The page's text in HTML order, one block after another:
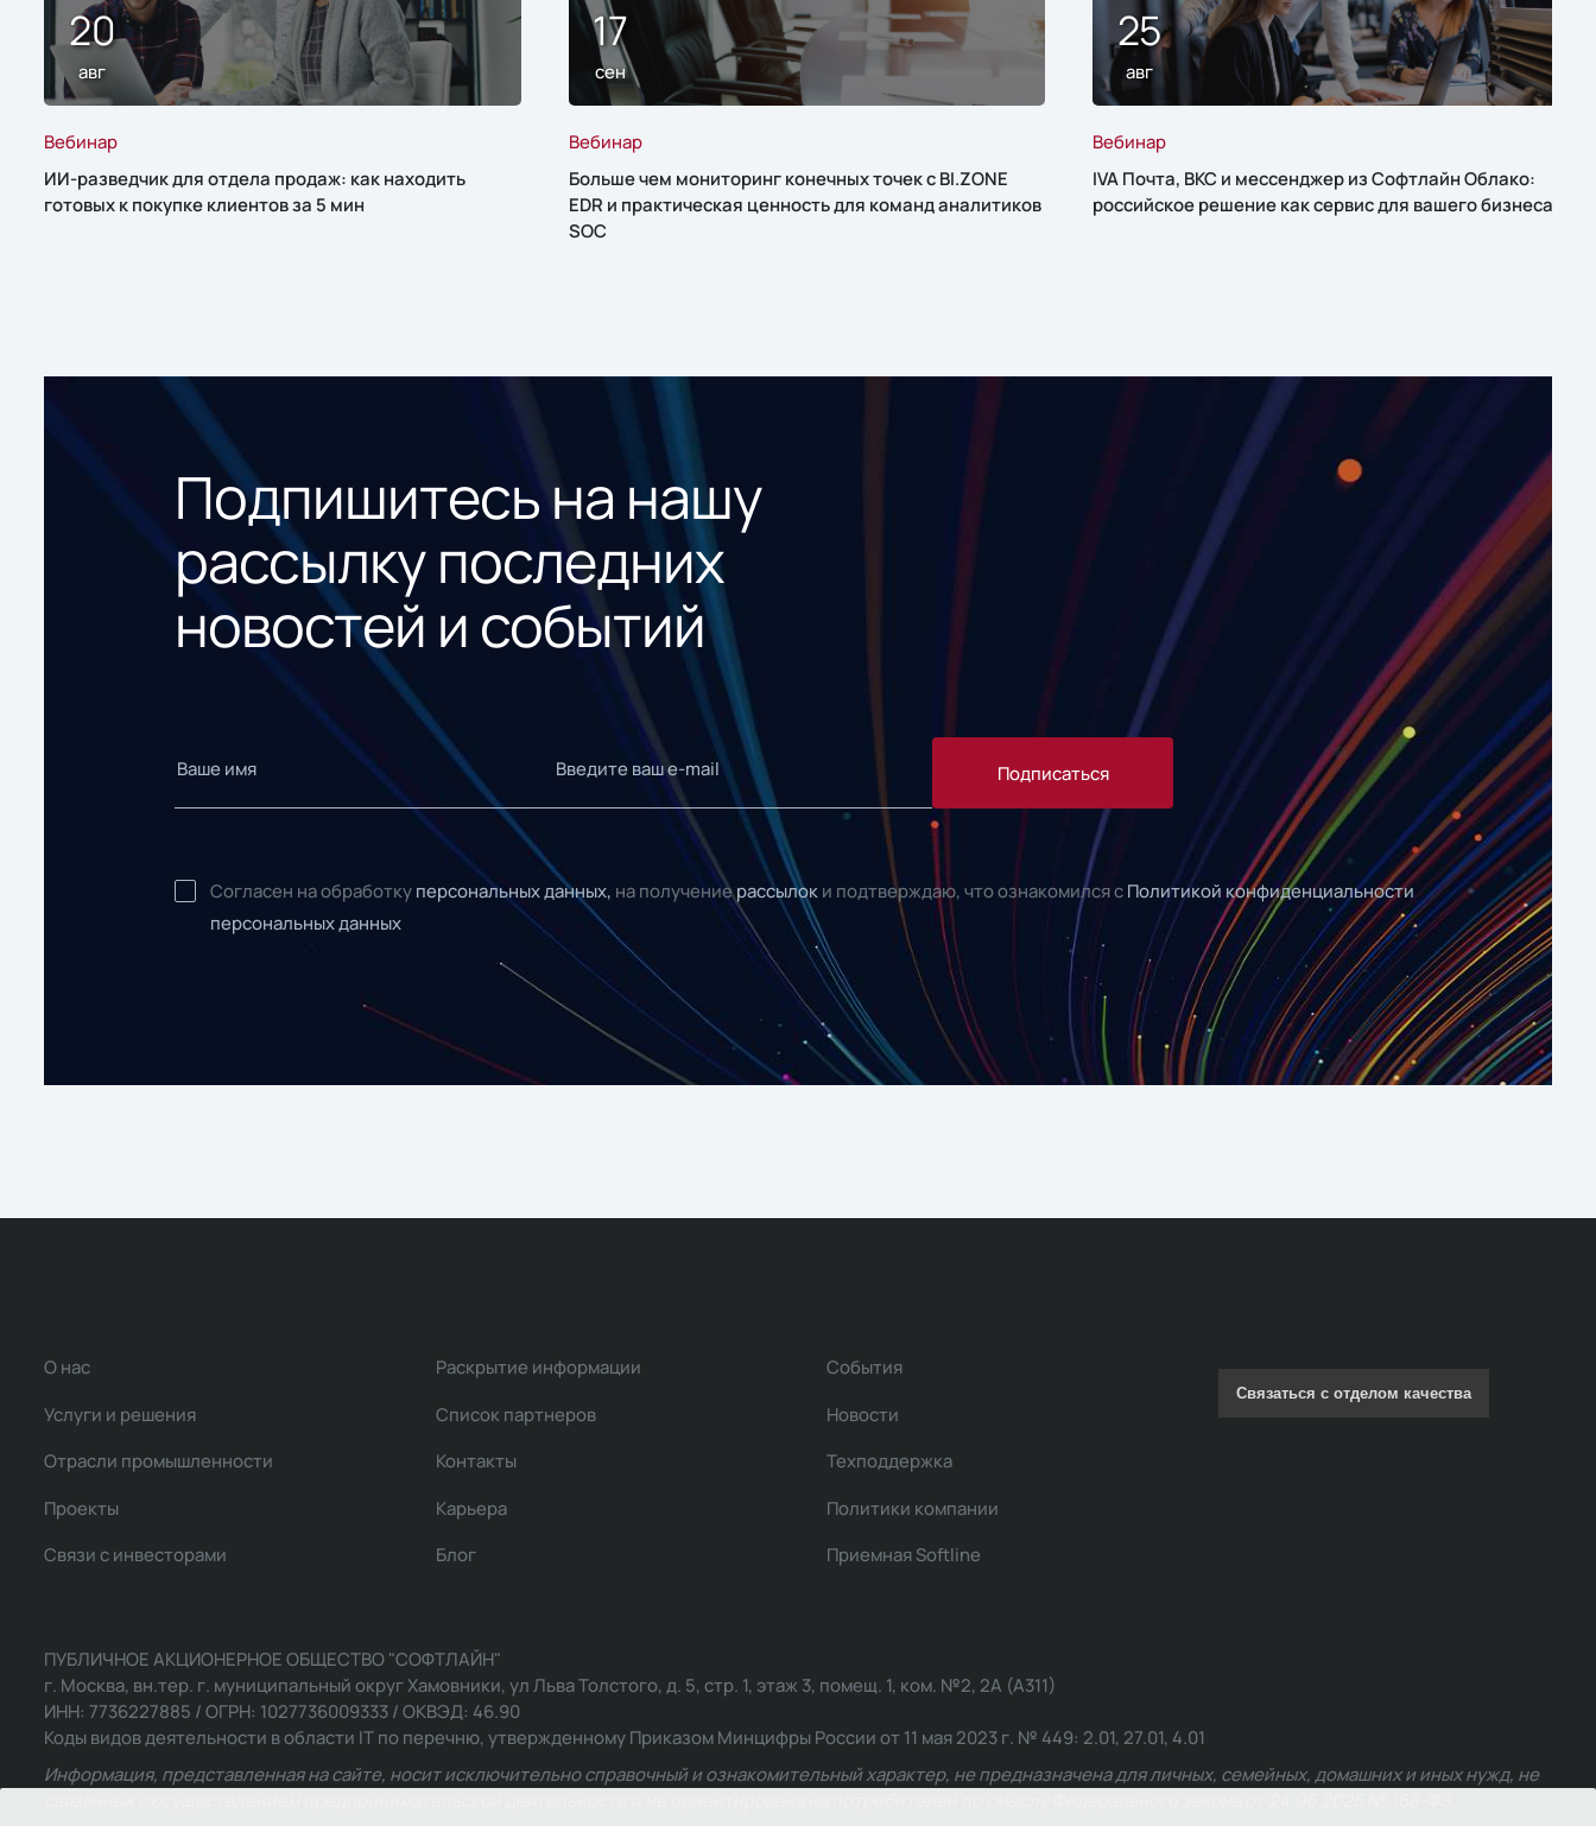
20
авг
Вебинар
ИИ-разведчик для отдела продаж: как находить
готовых к покупке клиентов за 5 мин
17
сен
Вебинар
Больше чем мониторинг конечных точек с BI.ZONE
EDR и практическая ценность для команд аналитиков
SOC
25
авг
Вебинар
IVA Почта, ВКС и мессенджер из Софтлайн Облако:
российское решение как сервис для вашего бизнеса
Подпишитесь на нашу
рассылку последних
новостей и событий
Подписаться
Согласен на обработку персональных данных, на получениерассылок и подтверждаю, что ознакомился с Политикой конфиденциальности
персональных данных
О нас
Услуги и решения
Отрасли промышленности
Проекты
Связи с инвесторами
Раскрытие информации
Список партнеров
Контакты
Карьера
Блог
События
Новости
Техподдержка
Политики компании
Приемная Softline
Связаться с отделом качества
ПУБЛИЧНОЕ АКЦИОНЕРНОЕ ОБЩЕСТВО "СОФТЛАЙН"
г. Москва, вн.тер. г. муниципальный округ Хамовники, ул Льва Толстого, д. 5, стр. 1, этаж 3, помещ. 1, ком. №2, 2А (А311)
ИНН: 7736227885 / ОГРН: 1027736009333 / ОКВЭД: 46.90
Коды видов деятельности в области IT по перечню, утвержденному Приказом Минцифры России от 11 мая 2023 г. № 449: 2.01, 27.01, 4.01
Информация, представленная на сайте, носит исключительно справочный и ознакомительный характер, не предназначена для личных, семейных, домашних и иных нужд, не